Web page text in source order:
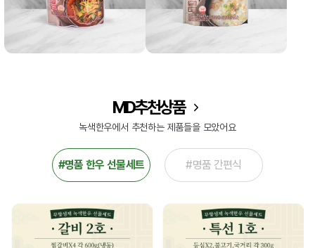
MD추천상품
녹색한우에서 추천하는 제품들을 모았어요
#명품 한우 선물세트 #명품 간편식